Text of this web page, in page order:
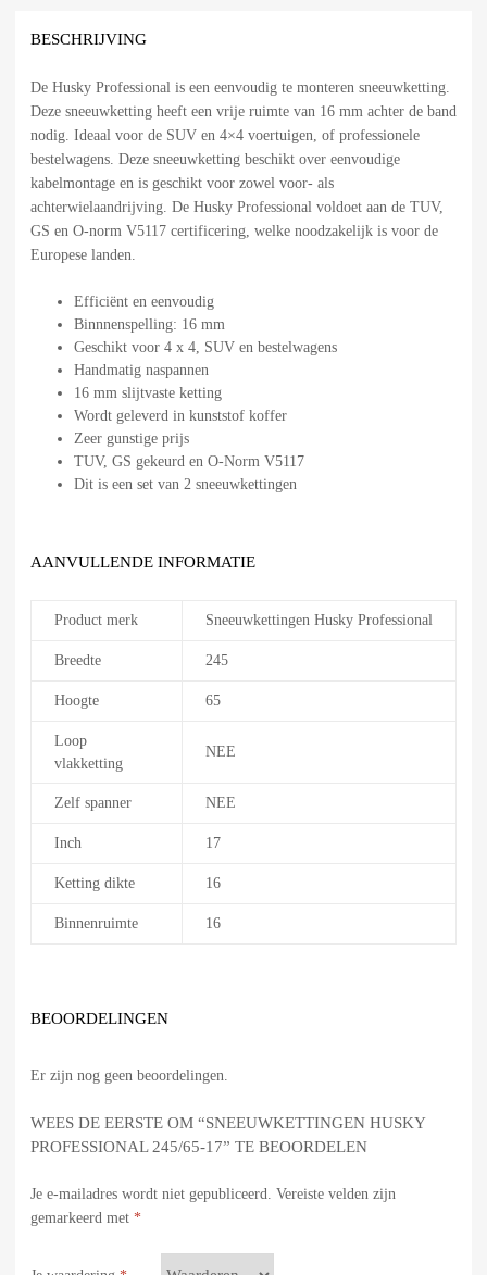
BESCHRIJVING
De Husky Professional is een eenvoudig te monteren sneeuwketting.
Deze sneeuwketting heeft een vrije ruimte van 16 mm achter de band
nodig. Ideaal voor de SUV en 4×4 voertuigen, of professionele
bestelwagens. Deze sneeuwketting beschikt over eenvoudige
kabelmontage en is geschikt voor zowel voor- als
achterwielaandrijving. De Husky Professional voldoet aan de TUV,
GS en O-norm V5117 certificering, welke noodzakelijk is voor de
Europese landen.
Efficiënt en eenvoudig
Binnnenspelling: 16 mm
Geschikt voor 4 x 4, SUV en bestelwagens
Handmatig naspannen
16 mm slijtvaste ketting
Wordt geleverd in kunststof koffer
Zeer gunstige prijs
TUV, GS gekeurd en O-Norm V5117
Dit is een set van 2 sneeuwkettingen
AANVULLENDE INFORMATIE
Product merk Sneeuwkettingen Husky Professional
Breedte 245
Hoogte 65
Loop
vlakketting
NEE
Zelf spanner NEE
Inch 17
Ketting dikte 16
Binnenruimte 16
BEOORDELINGEN
Er zijn nog geen beoordelingen.
WEES DE EERSTE OM “SNEEUWKETTINGEN HUSKY
PROFESSIONAL 245/65-17” TE BEOORDELEN
Je e-mailadres wordt niet gepubliceerd. Vereiste velden zijn
gemarkeerd met *